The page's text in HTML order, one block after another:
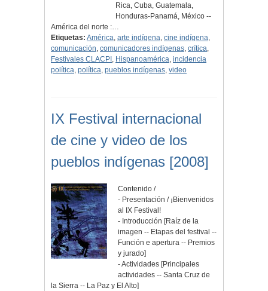
Rica, Cuba, Guatemala,
Honduras-Panamá, México --
América del norte :…
Etiquetas: América, arte indígena, cine indígena,
comunicación, comunicadores indígenas, crítica,
Festivales CLACPI , Hispanoamérica, incidencia
política, política, pueblos indígenas, video
IX Festival internacional
de cine y video de los
pueblos indígenas [2008]
Contenido /
- Presentación / ¡Bienvenidos
al IX Festival!
- Introducción [Raíz de la
imagen -- Etapas del festival --
Función e apertura -- Premios
y jurado]
- Actividades [Principales
actividades -- Santa Cruz de
la Sierra -- La Paz y El Alto]